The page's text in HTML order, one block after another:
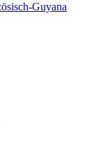
Guyana